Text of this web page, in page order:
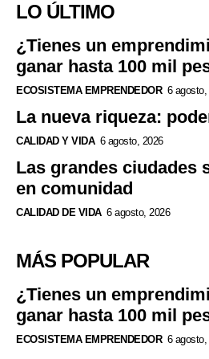
LO ÚLTIMO
¿Tienes un
ganar hasta 100 mil
ECOSISTEMA EMPRENDEDOR 6 agosto,
La nueva riqueza:
CALIDAD Y VIDA 6 agosto, 2026
Las grandes ciudades
en comunidad
CALIDAD DE VIDA 6 agosto, 2026
MÁS POPULAR
¿Tienes un
ganar hasta 100 mil
ECOSISTEMA EMPRENDEDOR 6 agosto,